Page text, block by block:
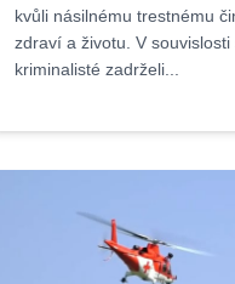
kvůli násilnému trestnému
zdraví a životu. V
kriminalisté zadrželi...